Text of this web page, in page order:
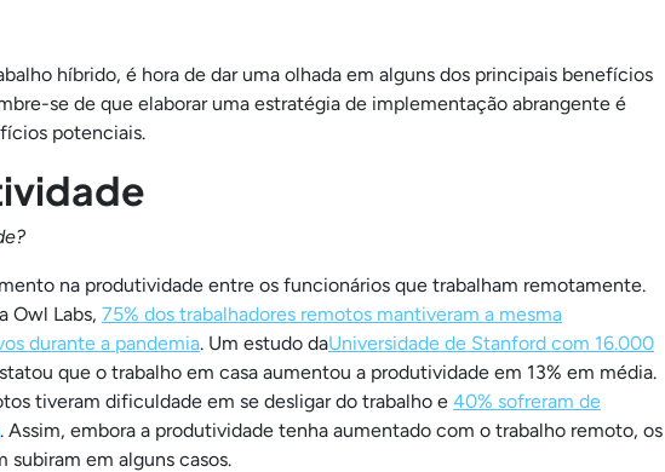
híbrido, é hora de dar uma olhada em alguns dos principais benefícios
se de que elaborar uma estratégia de implementação abrangente é
potenciais.
na produtividade entre os funcionários que trabalham remotamente.
Owl Labs, 75% dos trabalhadores remotos mantiveram a mesma
durante a pandemia. Um estudo daUniversidade de Stanford com 16.000
que o trabalho em casa aumentou a produtividade em 13% em média.
tiveram dificuldade em se desligar do trabalho e 40% sofreram de
. Assim, embora a produtividade tenha aumentado com o trabalho remoto, os
subiram em alguns casos.